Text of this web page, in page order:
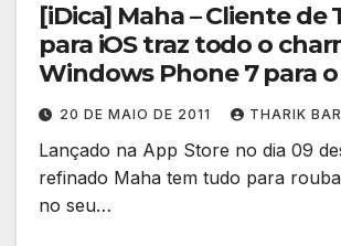
[iDica] Maha – Cliente de
para iOS traz todo o
Windows Phone 7 para o
iDevice
20 DE MAIO DE 2011 THARIK
Lançado na App Store no dia 09
refinado Maha tem tudo para
no seu…